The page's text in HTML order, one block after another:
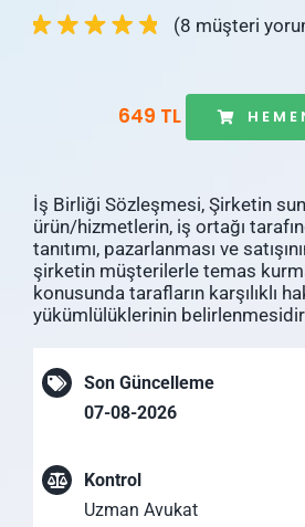
(8 müşteri
649 TL
İş Birliği Sözleşmesi, Şirketin
ürün/hizmetlerin, iş ortağı
tanıtımı, pazarlanması ve
şirketin müşterilerle temas
konusunda tarafların karşılıklı
yükümlülüklerinin
Son Güncelleme
07-08-2026
Kontrol
Uzman Avukat